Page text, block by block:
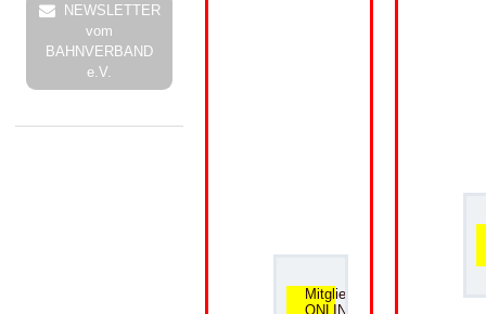
NEWSLETTER
vom
BAHNVERBAND
e.V.
Mitgliedsantrag
ONLINE